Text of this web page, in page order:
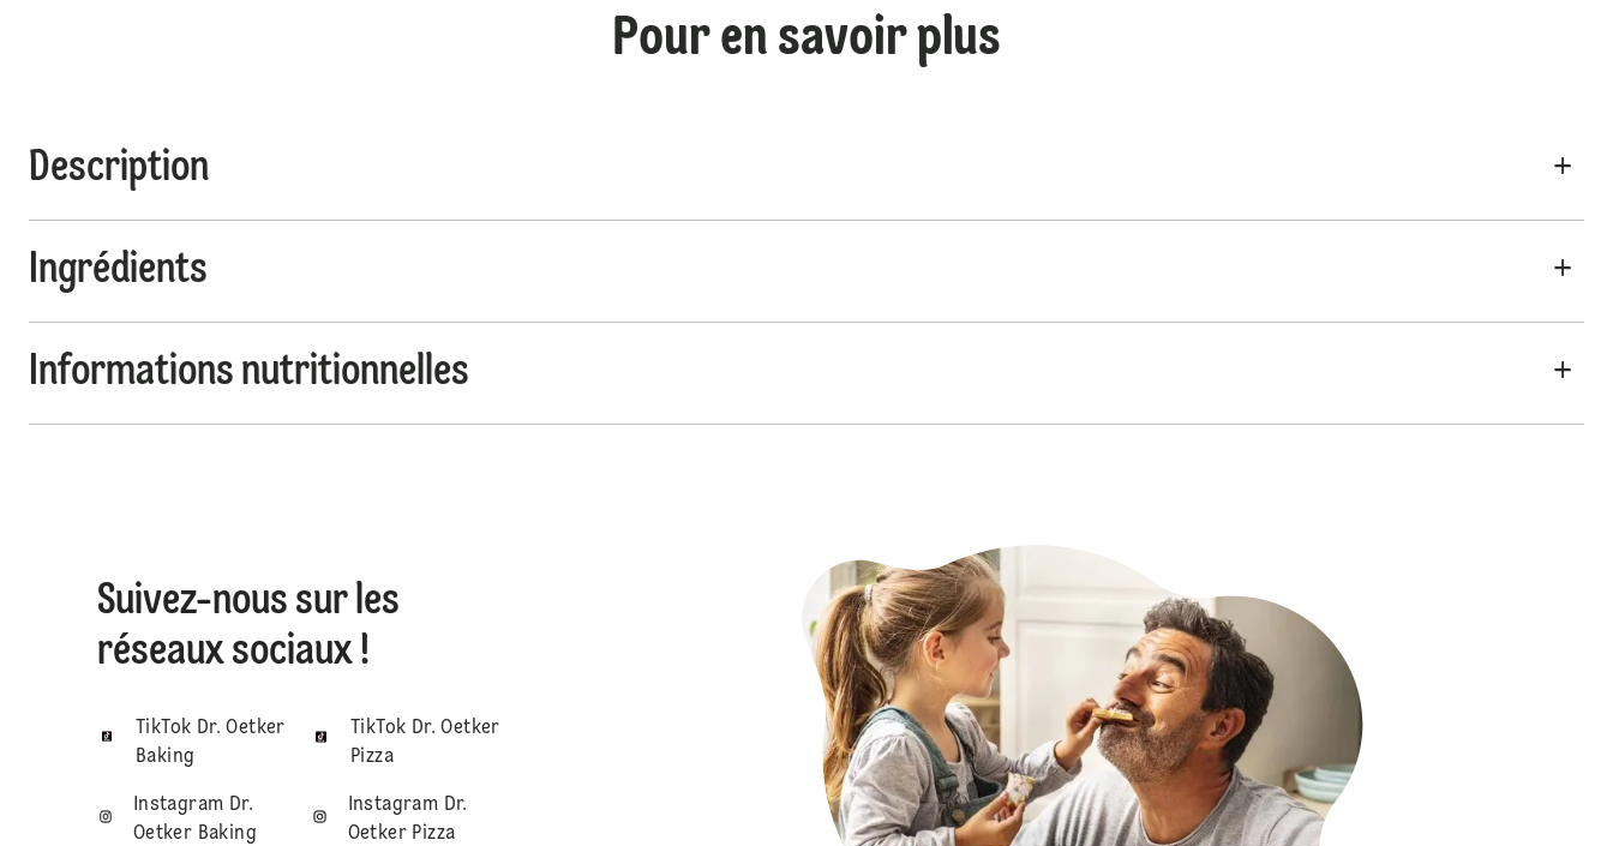
Pour en savoir plus
Description
Ingrédients
Informations nutritionnelles
Suivez-nous sur les
réseaux sociaux !
TikTok Dr. Oetker
Baking
TikTok Dr. Oetker
Pizza
Instagram Dr.
Oetker Baking
Instagram Dr.
Oetker Pizza